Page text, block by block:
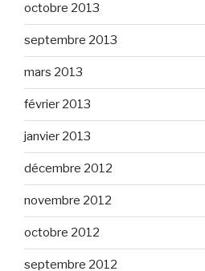
octobre 2013
septembre 2013
mars 2013
février 2013
janvier 2013
décembre 2012
novembre 2012
octobre 2012
septembre 2012